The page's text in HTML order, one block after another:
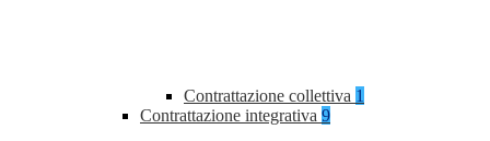
Contrattazione collettiva 1
Contrattazione integrativa 9